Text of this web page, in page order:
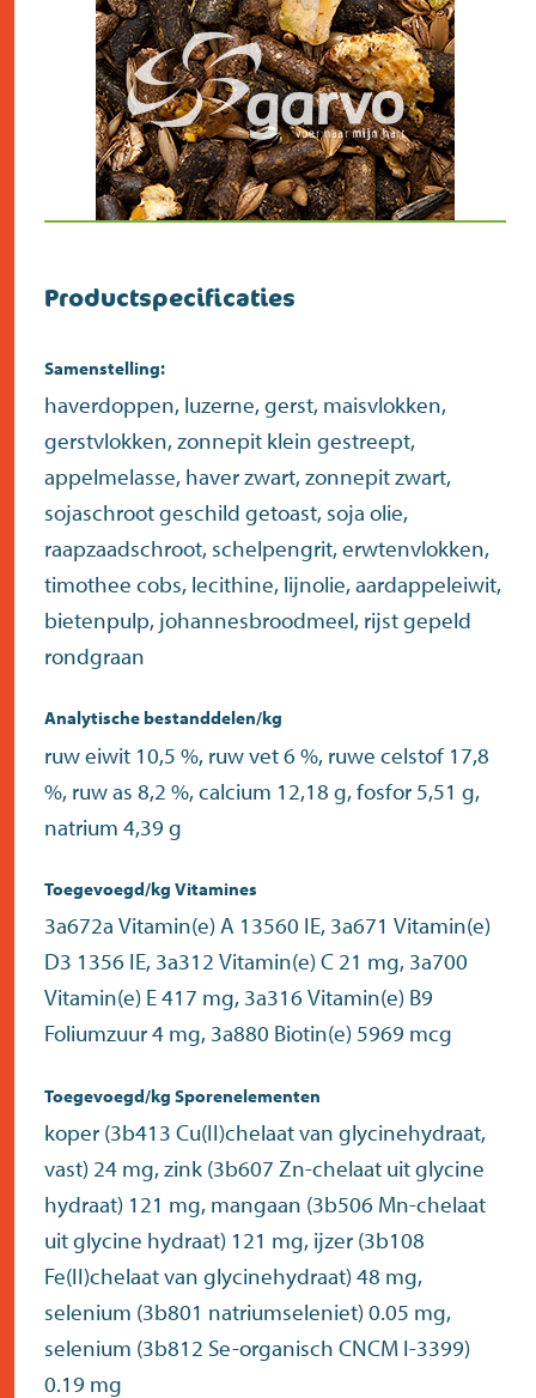
Productspecificaties
Samenstelling:
haverdoppen, luzerne, gerst, maisvlokken,
gerstvlokken, zonnepit klein gestreept,
appelmelasse, haver zwart, zonnepit zwart,
sojaschroot geschild getoast, soja olie,
raapzaadschroot, schelpengrit, erwtenvlokken,
timothee cobs, lecithine, lijnolie, aardappeleiwit,
bietenpulp, johannesbroodmeel, rijst gepeld
rondgraan
Analytische bestanddelen/kg
ruw eiwit 10,5 %, ruw vet 6 %, ruwe celstof 17,8
%, ruw as 8,2 %, calcium 12,18 g, fosfor 5,51 g,
natrium 4,39 g
Toegevoegd/kg Vitamines
3a672a Vitamin(e) A 13560 IE, 3a671 Vitamin(e)
D3 1356 IE, 3a312 Vitamin(e) C 21 mg, 3a700
Vitamin(e) E 417 mg, 3a316 Vitamin(e) B9
Foliumzuur 4 mg, 3a880 Biotin(e) 5969 mcg
Toegevoegd/kg Sporenelementen
koper (3b413 Cu(II)chelaat van glycinehydraat,
vast) 24 mg, zink (3b607 Zn-chelaat uit glycine
hydraat) 121 mg, mangaan (3b506 Mn-chelaat
uit glycine hydraat) 121 mg, ijzer (3b108
Fe(II)chelaat van glycinehydraat) 48 mg,
selenium (3b801 natriumseleniet) 0.05 mg,
selenium (3b812 Se-organisch CNCM I-3399)
0.19 mg